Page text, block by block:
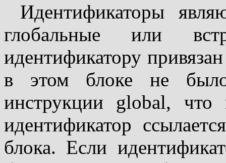
Идентификаторы
глобальные или
идентификатору
в этом блоке не
инструкции global, что
идентификатор
блока. Если